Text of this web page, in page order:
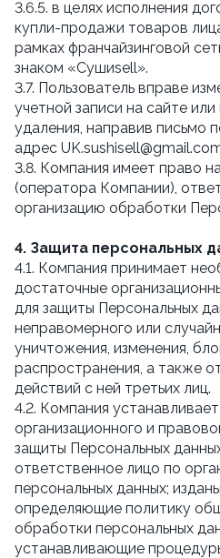
3.6.5. в целях исполнения
купли-продажи товаров
рамках франчайзинговой
знаком «Сушиsell».
3.7. Пользователь вправе
учетной записи на сайте
удаления, направив письмо
адрес
3.8. Компания имеет право
(оператора Компании),
организацию обработки
4. Защита персональных
4.1. Компания принимает
достаточные
для защиты Персональных
неправомерного или
уничтожения, изменения,
распространения, а также
действий с ней третьих лиц.
4.2. Компания
организационного и
защиты Персональных
ответственное лицо по
персональных данных;
определяющие политику
обработки персональных
устанавливающие